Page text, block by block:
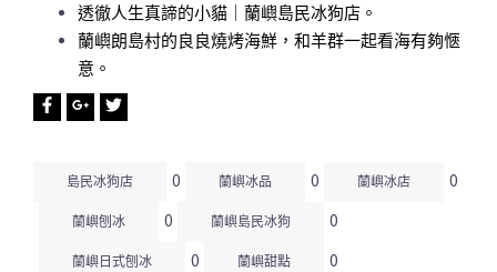
透徹人生真諦的小貓｜蘭嶼島民冰狗店。
蘭嶼朗島村的良良燒烤海鮮，和羊群一起看海有夠愜
意。
島民冰狗店 0 蘭嶼冰品 0 蘭嶼冰店 0
蘭嶼刨冰 0 蘭嶼島民冰狗 0
蘭嶼日式刨冰 0 蘭嶼甜點 0